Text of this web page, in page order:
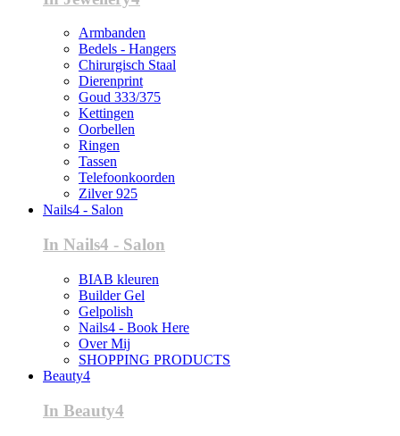
Armbanden
Bedels - Hangers
Chirurgisch Staal
Dierenprint
Goud 333/375
Kettingen
Oorbellen
Ringen
Tassen
Telefoonkoorden
Zilver 925
Nails4 - Salon
In Nails4 - Salon
BIAB kleuren
Builder Gel
Gelpolish
Nails4 - Book Here
Over Mij
SHOPPING PRODUCTS
Beauty4
In Beauty4